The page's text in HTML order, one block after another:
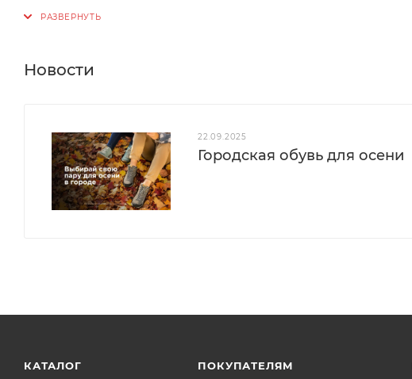
Оптимизированный профиль подошвы:
Новости
22.09.2025
Городская обувь для осени
КАТАЛОГ ПОКУПАТЕЛЯМ